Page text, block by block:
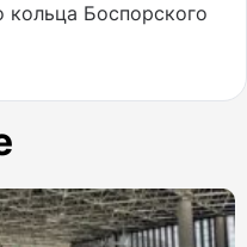
кольца Боспорского